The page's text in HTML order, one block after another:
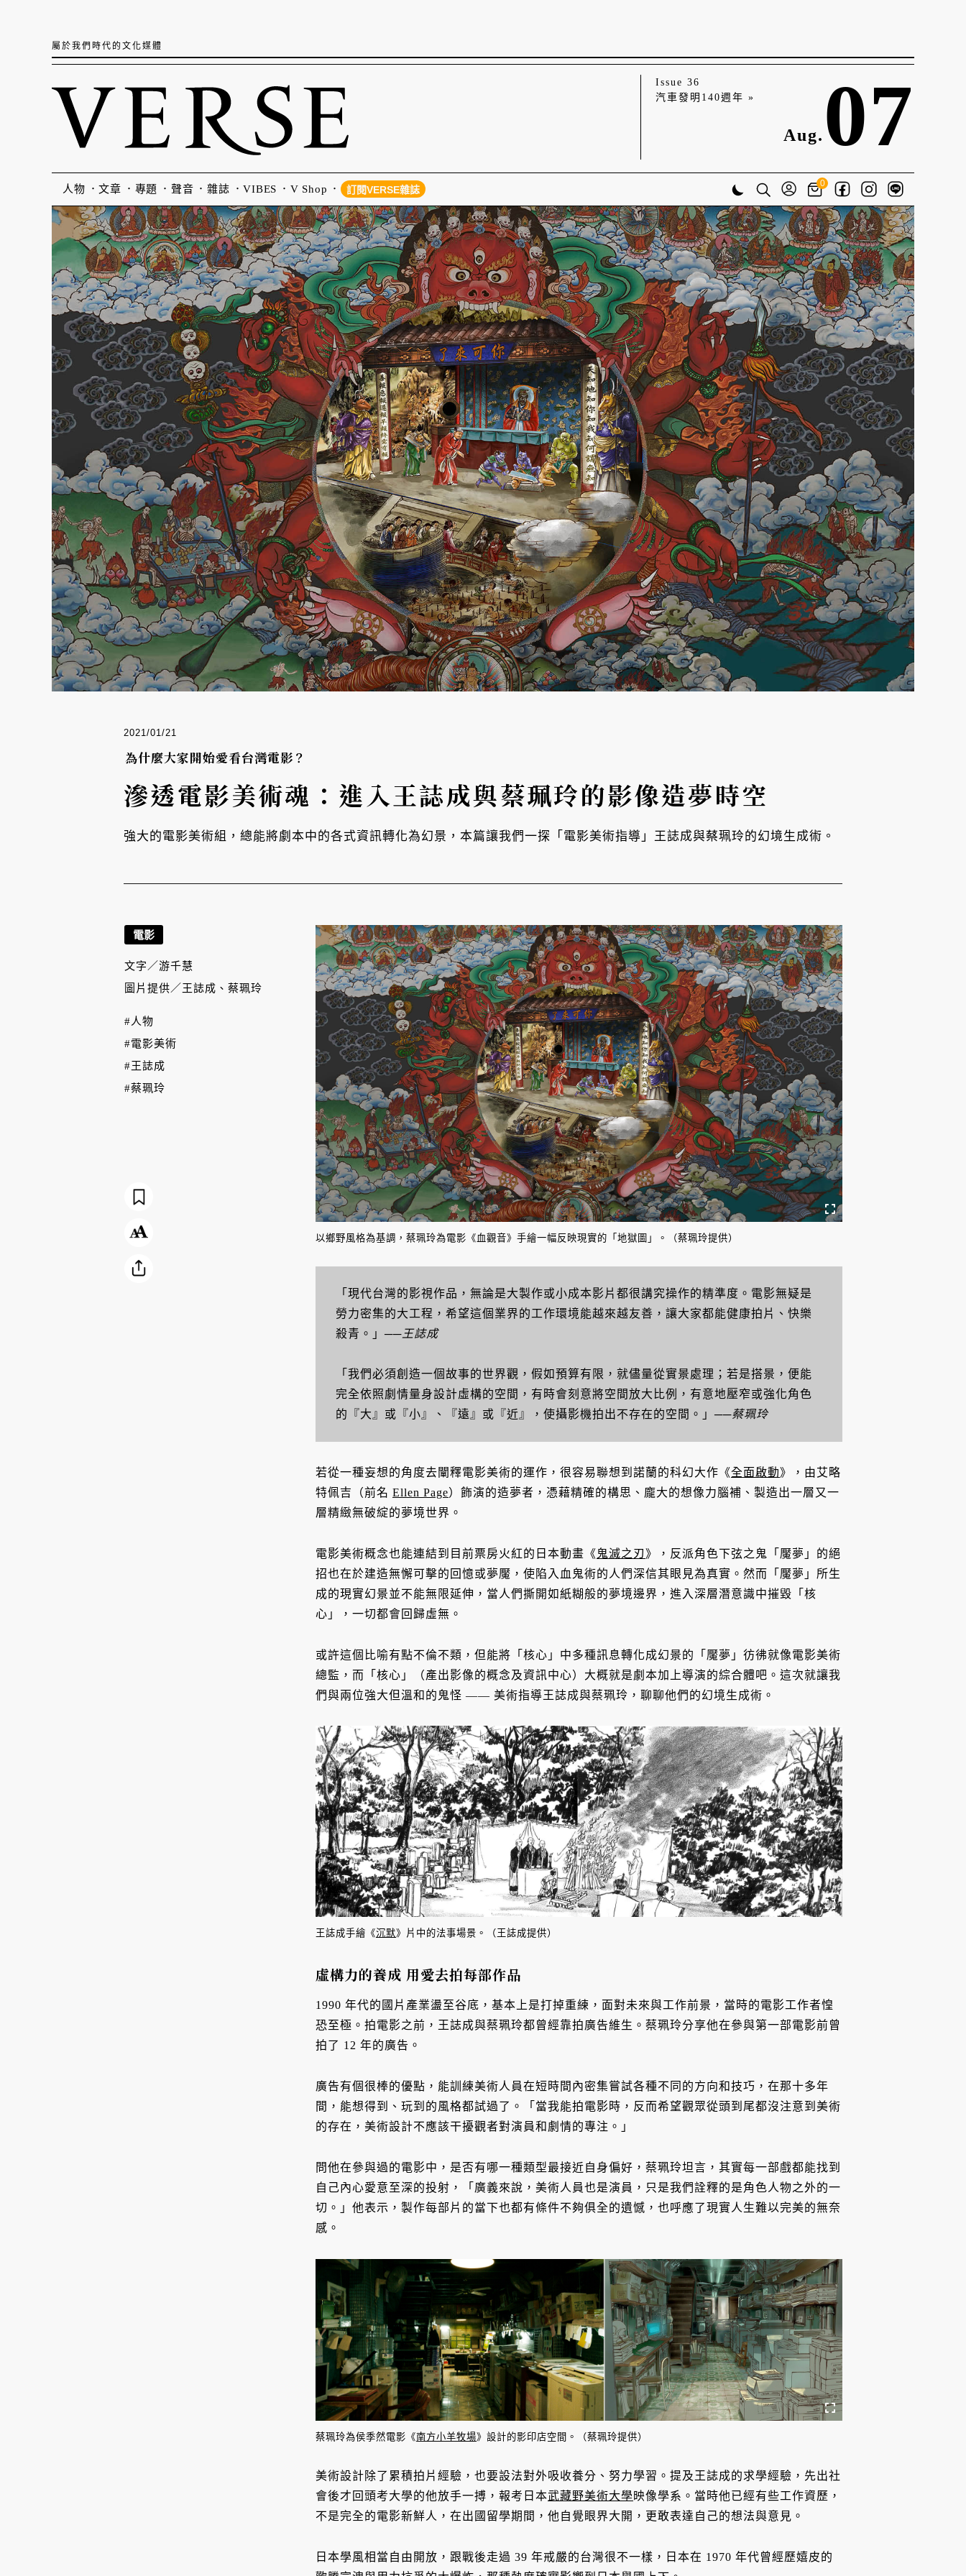
屬於我們時代的文化媒體
Issue 36
汽車發明140週年 »
Aug. 07
人物 文章 專題 聲音 雜誌 VIBES V Shop 訂閱VERSE雜誌
0
2021/01/21
為什麼大家開始愛看台灣電影？
滲透電影美術魂：進入王誌成與蔡珮玲的影像造夢時空
強大的電影美術組，總能將劇本中的各式資訊轉化為幻景，本篇讓我們一探「電影美術指導」王誌成與蔡珮玲的幻境生成術。
以鄉野風格為基調，蔡珮玲為電影《血觀音》手繪一幅反映現實的「地獄圖」。（蔡珮玲提供）
「現代台灣的影視作品，無論是大製作或小成本影片都很講究操作的精準度。電影無疑是
勞力密集的大工程，希望這個業界的工作環境能越來越友善，讓大家都能健康拍片、快樂
殺青。」 ──王誌成
「我們必須創造一個故事的世界觀，假如預算有限，就儘量從實景處理；若是搭景，便能
完全依照劇情量身設計虛構的空間，有時會刻意將空間放大比例，有意地壓窄或強化角色
的『大』或『小』、『遠』或『近』，使攝影機拍出不存在的空間。」 ──蔡珮玲
若從一種妄想的角度去闡釋電影美術的運作，很容易聯想到諾蘭的科幻大作《全面啟動》，由艾略
特佩吉（前名 Ellen Page）飾演的造夢者，憑藉精確的構思、龐大的想像力腦補、製造出一層又一
層精緻無破綻的夢境世界。
電影美術概念也能連結到目前票房火紅的日本動畫《 鬼滅之刃 》，反派角色下弦之鬼「魘夢」的絕
招也在於建造無懈可擊的回憶或夢魘，使陷入血鬼術的人們深信其眼見為真實。然而「魘夢」所生
成的現實幻景並不能無限延伸，當人們撕開如紙糊般的夢境邊界，進入深層潛意識中摧毀「核
心」，一切都會回歸虛無。
或許這個比喻有點不倫不類，但能將「核心」中多種訊息轉化成幻景的「魘夢」彷彿就像電影美術
總監，而「核心」（產出影像的概念及資訊中心）大概就是劇本加上導演的綜合體吧。這次就讓我
們與兩位強大但溫和的鬼怪 —— 美術指導王誌成與蔡珮玲，聊聊他們的幻境生成術。
王誌成手繪《沉默》片中的法事場景。（王誌成提供）
虛構力的養成 用愛去拍每部作品
1990 年代的國片產業盪至谷底，基本上是打掉重練，面對未來與工作前景，當時的電影工作者惶
恐至極。拍電影之前，王誌成與蔡珮玲都曾經靠拍廣告維生。蔡珮玲分享他在參與第一部電影前曾
拍了 12 年的廣告。
廣告有個很棒的優點，能訓練美術人員在短時間內密集嘗試各種不同的方向和技巧，在那十多年
間，能想得到、玩到的風格都試過了。「當我能拍電影時，反而希望觀眾從頭到尾都沒注意到美術
的存在，美術設計不應該干擾觀者對演員和劇情的專注。」
問他在參與過的電影中，是否有哪一種類型最接近自身偏好，蔡珮玲坦言，其實每一部戲都能找到
自己內心愛意至深的投射，「廣義來說，美術人員也是演員，只是我們詮釋的是角色人物之外的一
切。」他表示，製作每部片的當下也都有條件不夠俱全的遺憾，也呼應了現實人生難以完美的無奈
感。
蔡珮玲為侯季然電影《南方小羊牧場》設計的影印店空間。（蔡珮玲提供）
美術設計除了累積拍片經驗，也要設法對外吸收養分、努力學習。提及王誌成的求學經驗，先出社
會後才回頭考大學的他放手一搏，報考日本武藏野美術大學映像學系。當時他已經有些工作資歷，
不是完全的電影新鮮人，在出國留學期間，他自覺眼界大開，更敢表達自己的想法與意見。
日本學風相當自由開放，跟戰後走過 39 年戒嚴的台灣很不一樣，日本在 1970 年代曾經歷嬉皮的
電影
文字／游千慧
圖片提供／ 王誌成、蔡珮玲
#人物
#電影美術
#王誌成
#蔡珮玲